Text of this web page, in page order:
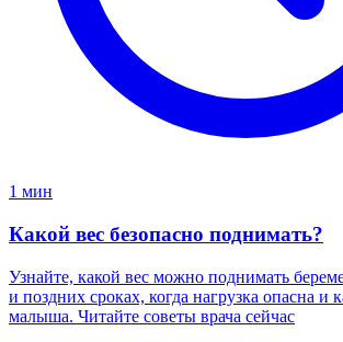
1 мин
Какой вес безопасно поднимать?
Узнайте, какой вес можно поднимать
и поздних сроках, когда нагрузка опасна и
малыша. Читайте советы врача сейчас